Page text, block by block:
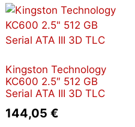
Kingston Technology
KC600 2.5″ 512 GB
Serial ATA III 3D TLC
144,05 €